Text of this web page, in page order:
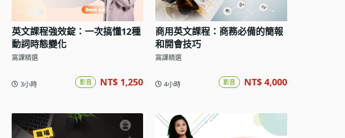
英文課程強效錠：一次搞懂12種
動詞時態變化
窩課精選
3小時 影音 NT$ 1,250
商用英文課程：商務必備的簡報
和開會技巧
窩課精選
4小時 影音 NT$ 4,000